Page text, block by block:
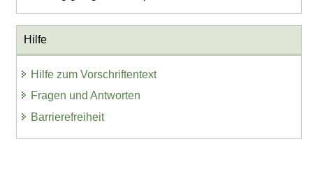
Hilfe
Hilfe zum Vorschriftentext
Fragen und Antworten
Barrierefreiheit